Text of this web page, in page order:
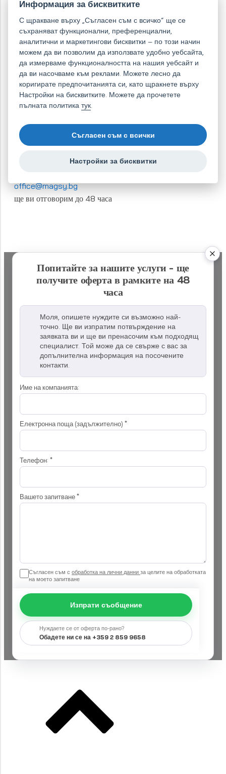
Търсите подходящ магнитен сепаратор?
Надеждни решения, на които се доверяват фирми от
цяла Европа
Подайте необвързваща заявка за решение
88 77 00 454
office@magsy.bg
ще ви отговорим до 48 часа
Попитайте за нашите услуги - ще
получите оферта в рамките на 48
часа
Моля, опишете нуждите си възможно най-
точно. Ще ви изпратим потвърждение на
заявката ви и ще ви пренасочим към подходящ
специалист. Той може да се свърже с вас за
допълнителна информация на посочените
контакти.
Име на компанията:
Електронна поща (задължително) *
Телефон: *
Вашето запитване*
Съгласен съм с обработка на лични данни за целите на обработката
на моето запитване
Изпрати съобщение
Нуждаете се от оферта по-рано?
Обадете ни се на +359 2 859 9658
Информация за бисквитките
С щракване върху „Съгласен съм с всичко“ ще се
съхраняват функционални, преференциални,
аналитични и маркетингови бисквитки – по този начин
можем да ви позволим да използвате удобно уебсайта,
да измерваме функционалността на нашия уебсайт и
да ви насочваме към реклами. Можете лесно да
коригирате предпочитанията си, като щракнете върху
Настройки на бисквитките. Можете да прочетете
пълната политикатук.
Съгласен съм с всички
Настройки за бисквитки